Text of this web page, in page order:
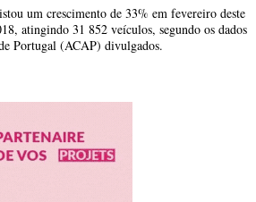
um crescimento de 33% em fevereiro deste
atingindo 31 852 veículos, segundo os dados
Portugal (ACAP) divulgados.